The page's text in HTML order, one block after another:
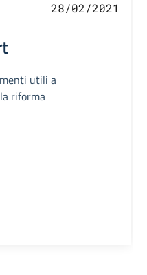
28/02/2021
utili a
riforma